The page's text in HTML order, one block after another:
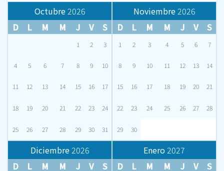
Octubre2026
D
L M M J V S
1 2 3
4 5 6 7 8 9 10
11 12 13 14 15 16 17
18 19 20 21 22 23 24
25 26 27 28 29 30 31
Noviembre2026
D
L M M J V S
1 2 3 4 5 6 7
8 9 10 11 12 13 14
15 16 17 18 19 20 21
22 23 24 25 26 27 28
29 30
Diciembre2026
D
L M M J V S
Enero2027
D
L M M J V S